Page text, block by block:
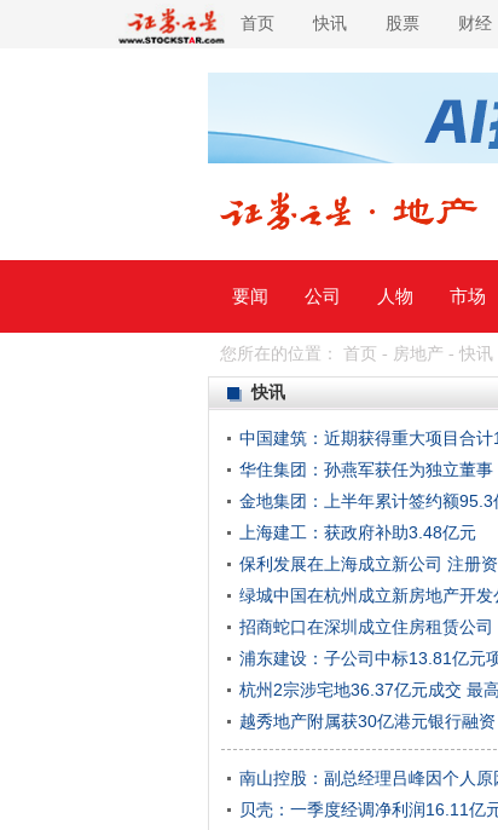
首页 快讯 股票 财经
要闻 公司 人物 市场
您所在的位置： 首页 - 房地产 - 快讯
快讯
中国建筑：近期获得重大项目合
华住集团：孙燕军获任为独立董事
金地集团：上半年累计签约额95.3
上海建工：获政府补助3.48亿元
保利发展在上海成立新公司 注册
绿城中国在杭州成立新房地产开
招商蛇口在深圳成立住房租赁公司
浦东建设：子公司中标13.81亿元
杭州2宗涉宅地36.37亿元成交 最
越秀地产附属获30亿港元银行融
南山控股：副总经理吕峰因个人原
贝壳：一季度经调净利润16.11亿